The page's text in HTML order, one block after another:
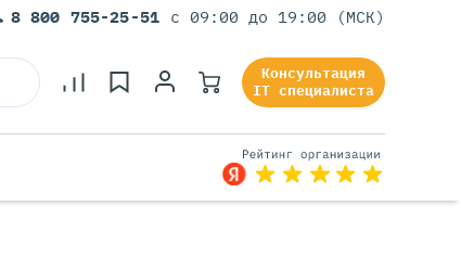
8 800 755-25-51 с 09:00 до 19:00 (МСК)
Консультация
IT специалиста